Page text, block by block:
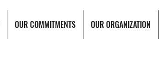
OUR COMMITMENTS OUR ORGANIZATION